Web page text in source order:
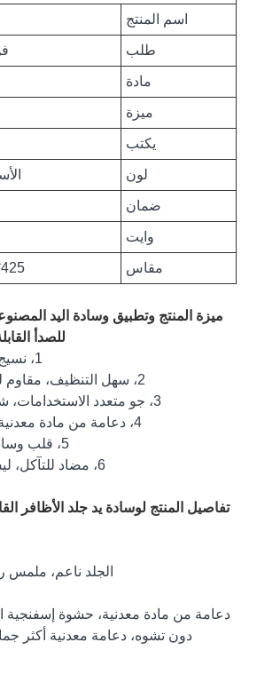
اسم المنتج
طلب
مادة
ميزة
يكتب
لون
ضمان
وايت
مقاس 425*160*100 مللي متر
ميزة المنتج وتطبيق وسادة اليد
للصدأ
1، نسيج جلدي، ملمس مريح.
2، سهل التنظيف، مقاوم للماء وسهل التنظيف.
3، جو متعدد الاستخدامات، شريك مطابق للأظافر.
4، دعامة من مادة معدنية، متينة وغير مشوهة.
5، قلب وسادة ناعم، مريح ومرن.
6، مضاد للتآكل، ليس من السهل كسره.
تفاصيل المنتج لوسادة يد جلد الأظافر
الجلد ناعم،
دعامة من مادة معدنية، حشوة إسفنجية
دون تشوه، دعامة معدنية أكثر